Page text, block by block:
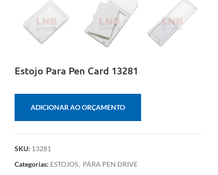
Estojo Para Pen Card 13281
ADICIONAR AO ORÇAMENTO
SKU: 13281
Categorias: ESTOJOS, PARA PEN DRIVE